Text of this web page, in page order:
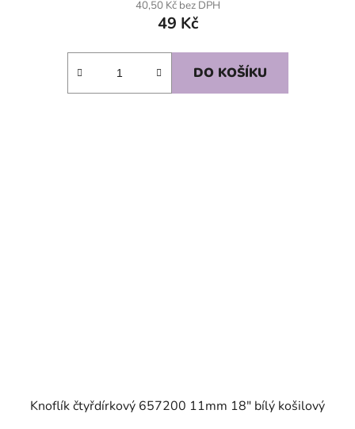
40,50 Kč bez DPH
49 Kč
DO KOŠÍKU
Knoflík čtyřdírkový 657200 11mm 18" bílý košilový